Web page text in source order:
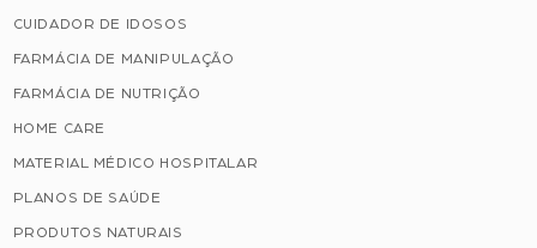
CUIDADOR DE IDOSOS
FARMÁCIA DE MANIPULAÇÃO
FARMÁCIA DE NUTRIÇÃO
HOME CARE
MATERIAL MÉDICO HOSPITALAR
PLANOS DE SAÚDE
PRODUTOS NATURAIS